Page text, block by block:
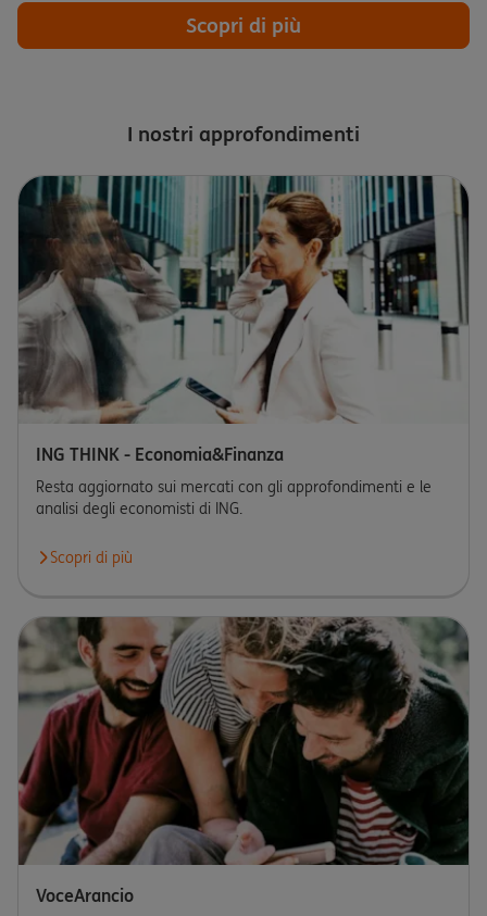
Scopri di più
I nostri approfondimenti
ING THINK - Economia&Finanza
Resta aggiornato sui mercati con gli approfondimenti e le
analisi degli economisti di ING.
Scopri di più
VoceArancio